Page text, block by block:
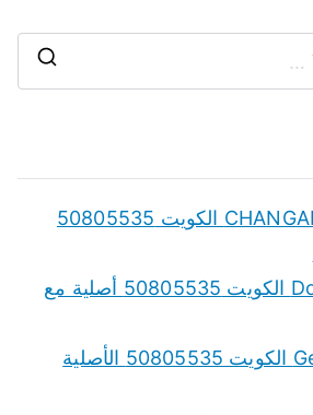
r
قطع غيار شانجان CHANGAN الكويت 50805535
قطع غيار دومي Domi الكويت 50805535 أصلية مع
قطع غيار جيلي Geely الكويت 50805535 الأصلية